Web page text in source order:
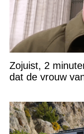
Zojuist, 2
dat de vrouw